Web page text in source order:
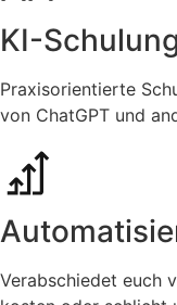
KI-
Praxisorientierte
von ChatGPT und
Verabschiedet euch